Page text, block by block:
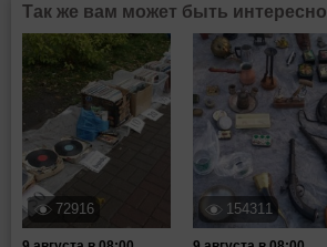
Так же вам может быть интересно
72916 154311